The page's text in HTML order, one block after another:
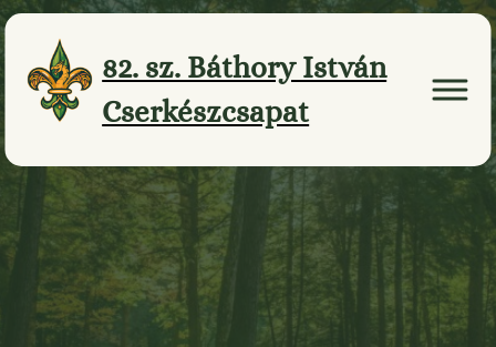
Ugrás
a
tartalomhoz82. sz. Báthory István
Cserkészcsapat